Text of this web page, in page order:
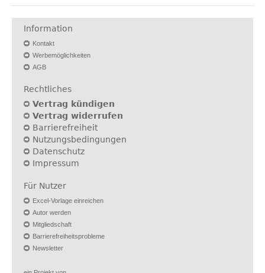
Information
Kontakt
Werbemöglichkeiten
AGB
Rechtliches
Vertrag kündigen
Vertrag widerrufen
Barrierefreiheit
Nutzungsbedingungen
Datenschutz
Impressum
Für Nutzer
Excel-Vorlage einreichen
Autor werden
Mitgliedschaft
Barrierefreiheitsprobleme
Newsletter